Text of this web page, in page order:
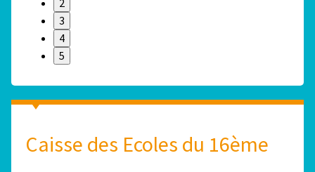
2
3
4
5
Caisse des Ecoles du 16ème